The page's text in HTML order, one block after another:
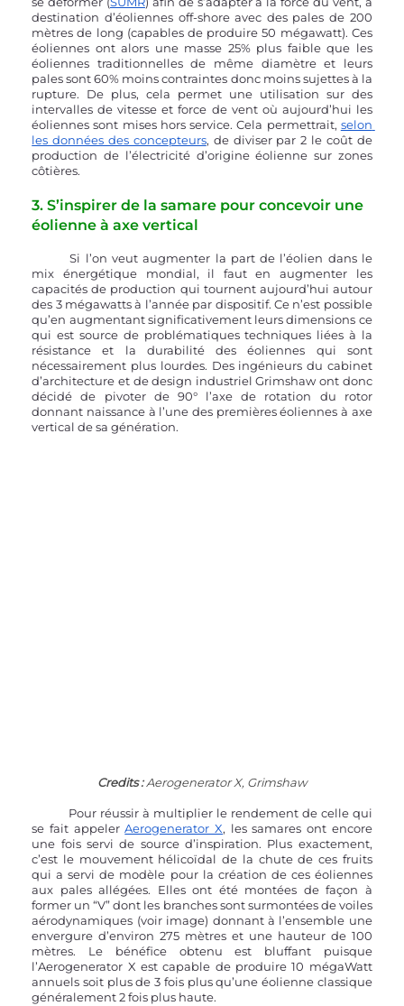
destination d’éoliennes off-shore avec des pales de 200
mètres de long (capables de produire 50 mégawatt). Ces
éoliennes ont alors une masse 25% plus faible que les
éoliennes traditionnelles de même diamètre et leurs
pales sont 60% moins contraintes donc moins sujettes à la
rupture. De plus, cela permet une utilisation sur des
intervalles de vitesse et force de vent où aujourd’hui les
éoliennes sont mises hors service. Cela permettrait, selon
les données des concepteurs, de diviser par 2 le coût de
production de l’électricité d’origine éolienne sur zones
côtières.
3. S’inspirer de la samare pour concevoir une
éolienne à axe vertical
	Si l’on veut augmenter la part de l’éolien dans le
mix énergétique mondial, il faut en augmenter les
capacités de production qui tournent aujourd’hui autour
des 3 mégawatts à l’année par dispositif. Ce n’est possible
qu’en augmentant significativement leurs dimensions ce
qui est source de problématiques techniques liées à la
résistance et la durabilité des éoliennes qui sont
nécessairement plus lourdes. Des ingénieurs du cabinet
d’architecture et de design industriel Grimshaw ont donc
décidé de pivoter de 90° l’axe de rotation du rotor
donnant naissance à l’une des premières éoliennes à axe
vertical de sa génération.
Credits : Aerogenerator X, Grimshaw
se fait appeler Aerogenerator X, les samares ont encore
une fois servi de source d’inspiration. Plus exactement,
c’est le mouvement hélicoïdal de la chute de ces fruits
qui a servi de modèle pour la création de ces éoliennes
aux pales allégées. Elles ont été montées de façon à
former un “V” dont les branches sont surmontées de voiles
aérodynamiques (voir image) donnant à l’ensemble une
envergure d’environ 275 mètres et une hauteur de 100
mètres. Le bénéfice obtenu est bluffant puisque
l’Aerogenerator X est capable de produire 10 mégaWatt
annuels soit plus de 3 fois plus qu’une éolienne classique
généralement 2 fois plus haute.